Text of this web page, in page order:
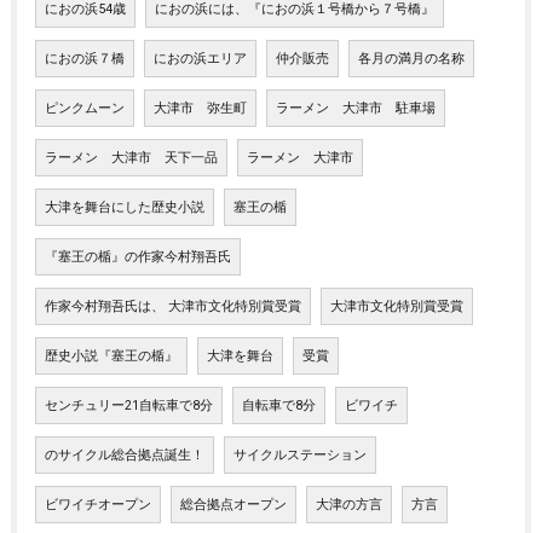
におの浜54歳 におの浜には、『におの浜１号橋から７号橋』
におの浜７橋 におの浜エリア 仲介販売 各月の満月の名称
ピンクムーン 大津市 弥生町 ラーメン 大津市 駐車場
ラーメン 大津市 天下一品 ラーメン 大津市
大津を舞台にした歴史小説 塞王の楯
『塞王の楯』の作家今村翔吾氏
作家今村翔吾氏は、 大津市文化特別賞受賞 大津市文化特別賞受賞
歴史小説『塞王の楯』 大津を舞台 受賞
センチュリー21自転車で8分 自転車で8分 ビワイチ
のサイクル総合拠点誕生！ サイクルステーション
ビワイチオープン 総合拠点オープン 大津の方言 方言